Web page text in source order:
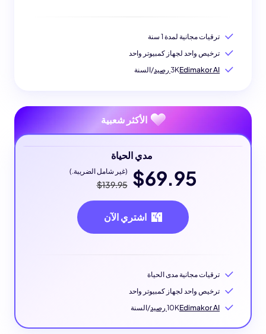
ترقيات مجانية لمدة 1 سنة
ترخيص واحد لجهاز كمبيوتر واحد
3KEdimakor AI رصيد /السنة
الأكثر شعبية
مدي الحياة
$69.95 (غير شامل الضريبة.)
$139.95
اشتري الآن
ترقيات مجانية مدى الحياة
ترخيص واحد لجهاز كمبيوتر واحد
10KEdimakor AI رصيد /السنة